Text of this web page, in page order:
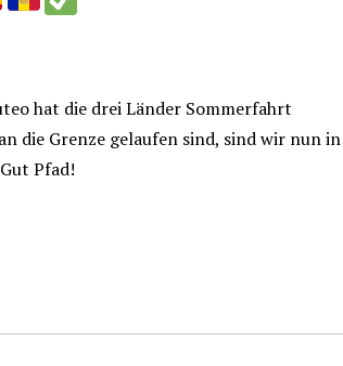
hat die drei Länder Sommerfahrt
die Grenze gelaufen sind, sind wir nun in
Pfad!